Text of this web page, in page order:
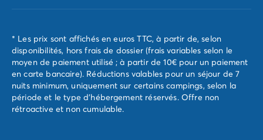
* Les prix sont affichés en euros TTC, à partir de, selon
disponibilités, hors frais de dossier (frais variables selon le
moyen de paiement utilisé ; à partir de 10€ pour un paiement
en carte bancaire). Réductions valables pour un séjour de 7
nuits minimum, uniquement sur certains campings, selon la
période et le type d'hébergement réservés. Offre non
rétroactive et non cumulable.